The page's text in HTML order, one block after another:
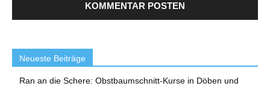
Neueste Beiträge
Ran an die Schere: Obstbaumschnitt-Kurse in Döben und